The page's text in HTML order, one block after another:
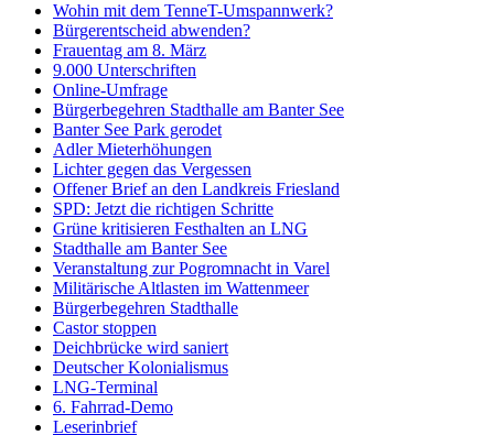
Wohin mit dem TenneT-Umspannwerk?
Bürgerentscheid abwenden?
Frauentag am 8. März
9.000 Unterschriften
Online-Umfrage
Bürgerbegehren Stadthalle am Banter See
Banter See Park gerodet
Adler Mieterhöhungen
Lichter gegen das Vergessen
Offener Brief an den Landkreis Friesland
SPD: Jetzt die richtigen Schritte
Grüne kritisieren Festhalten an LNG
Stadthalle am Banter See
Veranstaltung zur Pogromnacht in Varel
Militärische Altlasten im Wattenmeer
Bürgerbegehren Stadthalle
Castor stoppen
Deichbrücke wird saniert
Deutscher Kolonialismus
LNG-Terminal
6. Fahrrad-Demo
Leserinbrief